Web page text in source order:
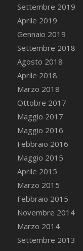
Settembre 2019
Aprile 2019
Gennaio 2019
Settembre 2018
Agosto 2018
Aprile 2018
Marzo 2018
Ottobre 2017
Maggio 2017
Maggio 2016
Febbraio 2016
Maggio 2015
Aprile 2015
Marzo 2015
Febbraio 2015
Novembre 2014
Marzo 2014
Settembre 2013